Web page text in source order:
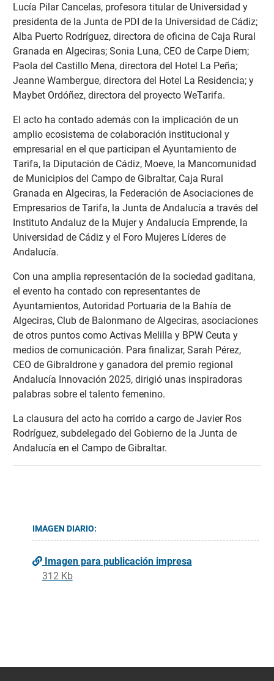
Lucía Pilar Cancelas, profesora titular de Universidad y
presidenta de la Junta de PDI de la Universidad de Cádiz;
Alba Puerto Rodríguez, directora de oficina de Caja Rural
Granada en Algeciras; Sonia Luna, CEO de Carpe Diem;
Paola del Castillo Mena, directora del Hotel La Peña;
Jeanne Wambergue, directora del Hotel La Residencia; y
Maybet Ordóñez, directora del proyecto WeTarifa.
El acto ha contado además con la implicación de un
amplio ecosistema de colaboración institucional y
empresarial en el que participan el Ayuntamiento de
Tarifa, la Diputación de Cádiz, Moeve, la Mancomunidad
de Municipios del Campo de Gibraltar, Caja Rural
Granada en Algeciras, la Federación de Asociaciones de
Empresarios de Tarifa, la Junta de Andalucía a través del
Instituto Andaluz de la Mujer y Andalucía Emprende, la
Universidad de Cádiz y el Foro Mujeres Líderes de
Andalucía.
Con una amplia representación de la sociedad gaditana,
el evento ha contado con representantes de
Ayuntamientos, Autoridad Portuaria de la Bahía de
Algeciras, Club de Balonmano de Algeciras, asociaciones
de otros puntos como Activas Melilla y BPW Ceuta y
medios de comunicación. Para finalizar, Sarah Pérez,
CEO de Gibraldrone y ganadora del premio regional
Andalucía Innovación 2025, dirigió unas inspiradoras
palabras sobre el talento femenino.
La clausura del acto ha corrido a cargo de Javier Ros
Rodríguez, subdelegado del Gobierno de la Junta de
Andalucía en el Campo de Gibraltar.
IMAGEN DIARIO:
Imagen para publicación impresa
312 Kb